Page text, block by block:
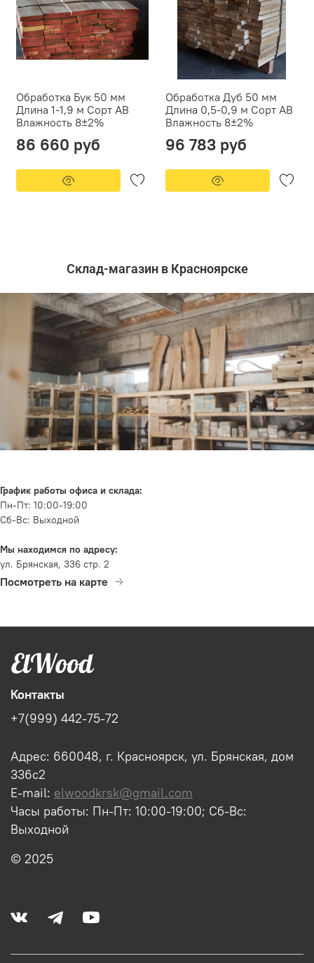
Обработка Бук 50 мм
Длина 1-1,9 м Сорт АВ
Влажность 8±2%
86 660 руб
Обработка Дуб 50 мм
Длина 0,5-0,9 м Сорт АВ
Влажность 8±2%
96 783 руб
Склад-магазин в Красноярске
График работы офиса и склада:
Пн-Пт: 10:00-19:00
Сб-Вс: Выходной
Мы находимся по адресу:
ул. Брянская, 336 стр. 2
Посмотреть на карте
Контакты
+7(999) 442-75-72
Адрес: 660048, г. Красноярск, ул. Брянская, дом
336с2
E-mail: elwoodkrsk@gmail.com
Часы работы: Пн-Пт: 10:00-19:00; Сб-Вс:
Выходной
© 2025